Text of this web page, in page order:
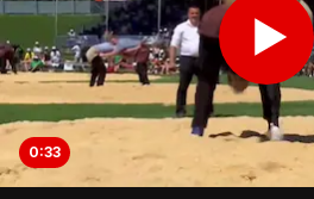
0:33